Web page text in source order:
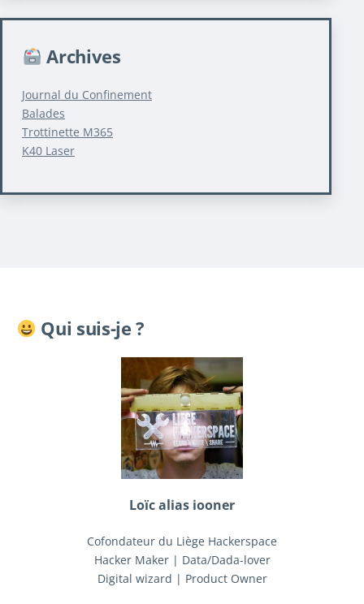
Archives
Journal du Confinement
Balades
Trottinette M365
K40 Laser
Qui suis-je ?
Loïc alias iooner
Cofondateur du Liège Hackerspace
Hacker Maker | Data/Dada-lover
Digital wizard | Product Owner